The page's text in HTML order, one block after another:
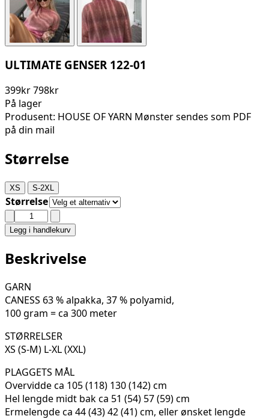
ULTIMATE GENSER 122-01
399kr798kr
På lager
Produsent: HOUSE OF YARN Mønster sendes som PDF
på din mail
Størrelse
XS S-2XL
Størrelse
ULTIMATE
GENSER
01
antall
Legg i handlekurv
Beskrivelse
GARN
CANESS 63 % alpakka, 37 % polyamid,
100 gram = ca 300 meter
STØRRELSER
XS (S-M) L-XL (XXL)
PLAGGETS MÅL
Overvidde ca 105 (118) 130 (142) cm
Hel lengde midt bak ca 51 (54) 57 (59) cm
Ermelengde ca 44 (43) 42 (41) cm, eller ønsket lengde